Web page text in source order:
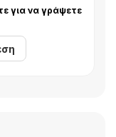
για να γράψετε